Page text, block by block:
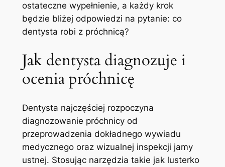
ostateczne wypełnienie, a każdy krok
będzie bliżej odpowiedzi na pytanie: co
dentysta robi z próchnicą?
Jak dentysta diagnozuje i
ocenia próchnicę
Dentysta najczęściej rozpoczyna
diagnozowanie próchnicy od
przeprowadzenia dokładnego wywiadu
medycznego oraz wizualnej inspekcji jamy
ustnej. Stosując narzędzia takie jak lusterko